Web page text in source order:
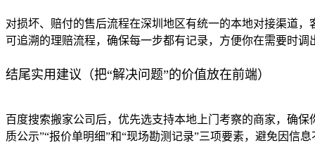
对损坏、赔付的售后流程在深圳地区有统一的本地对接渠道
可追溯的理赔流程，确保每一步都有记录，方便你在需要时
结尾实用建议（把“解决问题”的价值放在前端）
百度搜索搬家公司后，优先选支持本地上门考察的商家，确
质公示”“报价单明细”和“现场勘测记录”三项要素，避免因信